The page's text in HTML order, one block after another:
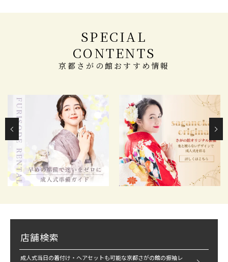
SPECIAL
CONTENTS
京都さがの館おすすめ情報
店舗検索
成人式当日の着付け・ヘアセットも可能な京都さがの館の振袖レ